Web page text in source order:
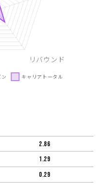
2.86
1.29
0.29